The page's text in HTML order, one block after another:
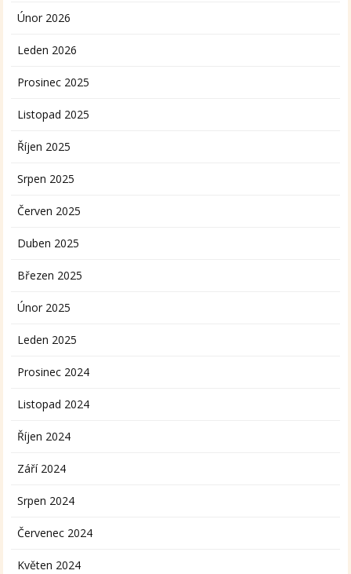
Únor 2026
Leden 2026
Prosinec 2025
Listopad 2025
Říjen 2025
Srpen 2025
Červen 2025
Duben 2025
Březen 2025
Únor 2025
Leden 2025
Prosinec 2024
Listopad 2024
Říjen 2024
Září 2024
Srpen 2024
Červenec 2024
Květen 2024